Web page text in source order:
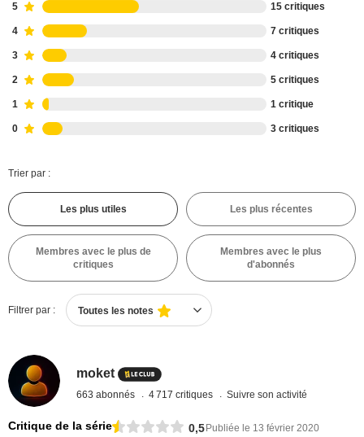
5 15 critiques
4 7 critiques
3 4 critiques
2 5 critiques
1 1 critique
0 3 critiques
Trier par :
Les plus utiles Les plus récentes
Membres avec le plus de
critiques
Membres avec le plus
d'abonnés
Filtrer par : Toutes les notes
moket
663 abonnés 4 717 critiques Suivre son activité
Critique de la série 0,5Publiée le 13 février 2020